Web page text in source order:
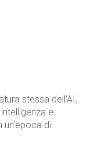
stessa dell'AI,
e
un'epoca di